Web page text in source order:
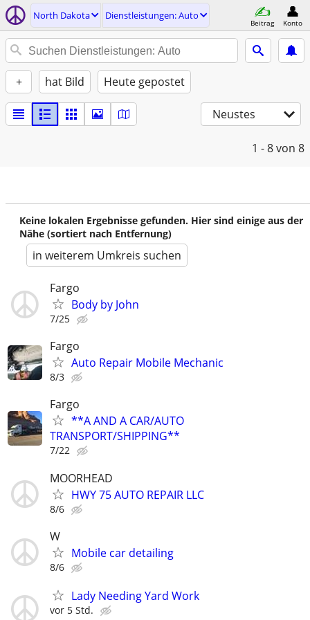
North Dakota Dienstleistungen: Auto
Beitrag Konto
+ hat Bild Heute gepostet
Neustes
1 - 8von 8
Keine lokalen Ergebnisse gefunden. Hier sind einige aus der
Nähe (sortiert nach Entfernung)
in weiterem Umkreis suchen
Fargo
Body by John
7/25
Fargo
Auto Repair Mobile Mechanic
8/3
Fargo
**A AND A CAR/AUTO
TRANSPORT/SHIPPING**
7/22
MOORHEAD
HWY 75 AUTO REPAIR LLC
8/6
W
Mobile car detailing
8/6
Lady Needing Yard Work
vor 5 Std.